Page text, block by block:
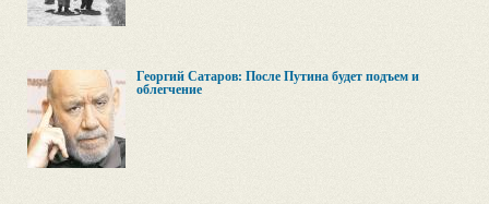
Георгий Сатаров: После Путина будет подъем и
облегчение